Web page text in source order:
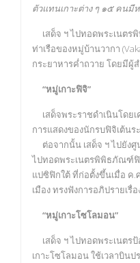
ตัวแทนเกาะต่าง ๆ ๑๕ คนมี
เสด็จ ฯ ไปทอดพระเนตร
ท่าเรือของหมู่บ้านวากา
กระยาหารค่ำถวาย โดยมีผู้
“หมู่เกาะฟิจิ”
เสด็จพระราชดำเนินโดย
การแสดงของนักรบฟิจิเต้น
ต่อจากนั้น เสด็จ ฯ ไปยัง
ไปทอดพระเนตรพิพิธภัณฑ์ฟิ
แปซิฟิกใต้ ที่ก่อตั้งขึ้นเมื่อ ค.
เมือง ทรงฟังการอภิปรายเ
“หมู่เกาะโซโลมอน”
เสด็จ ฯ ไปทอดพระเนตร
เกาะโซโลมอน ใช้เวลาบิน